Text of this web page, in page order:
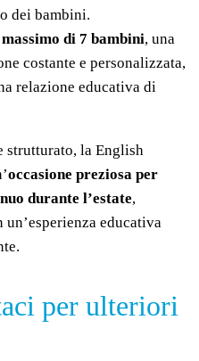
dei bambini.
di 7 bambini, una
costante e personalizzata,
relazione educativa di
strutturato, la English
occasione preziosa per
durante l’estate,
educativa
per ulteriori